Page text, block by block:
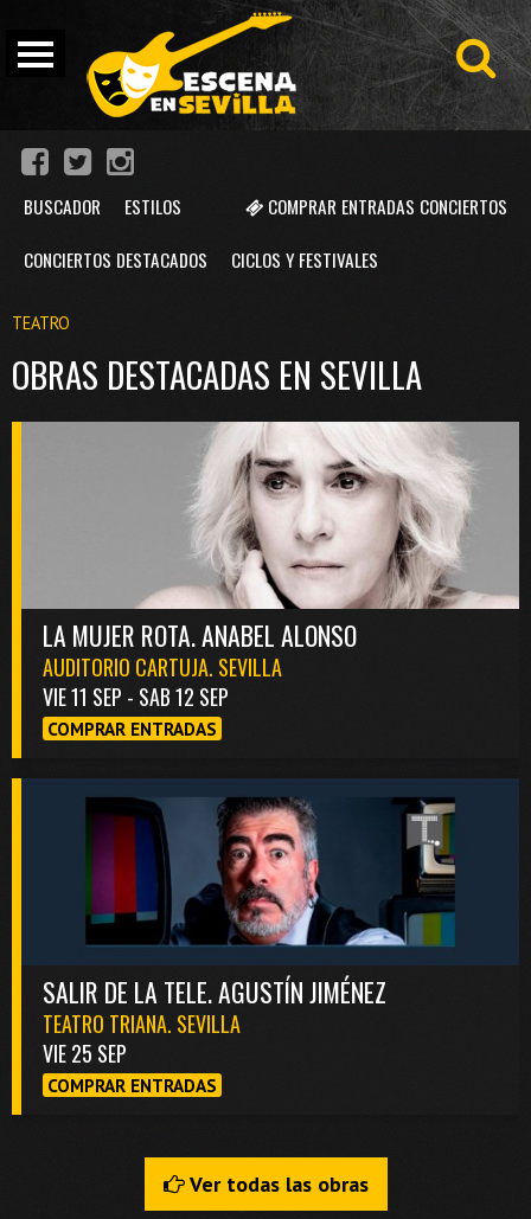
COMPRAR ENTRADAS CONCIERTOS
BUSCADOR ESTILOS
CONCIERTOS DESTACADOS CICLOS Y FESTIVALES
TEATRO
OBRAS DESTACADAS EN SEVILLA
LA MUJER ROTA. ANABEL ALONSO
AUDITORIO CARTUJA. SEVILLA
VIE 11 SEP - SAB 12 SEP
COMPRAR ENTRADAS
SALIR DE LA TELE. AGUSTÍN JIMÉNEZ
TEATRO TRIANA. SEVILLA
VIE 25 SEP
COMPRAR ENTRADAS
Ver todas las obras